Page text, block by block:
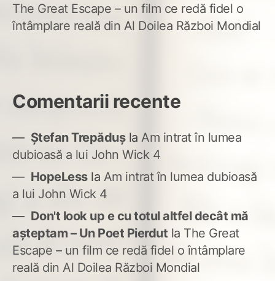
The Great Escape – un film ce redă fidel o
întâmplare reală din Al Doilea Război Mondial
Comentarii recente
Ștefan Trepădușla Am intrat în lumea
dubioasă a lui John Wick 4
HopeLessla Am intrat în lumea dubioasă
a lui John Wick 4
Don't look up e cu totul altfel decât mă
așteptam – Un Poet Pierdut la The Great
Escape – un film ce redă fidel o întâmplare
reală din Al Doilea Război Mondial